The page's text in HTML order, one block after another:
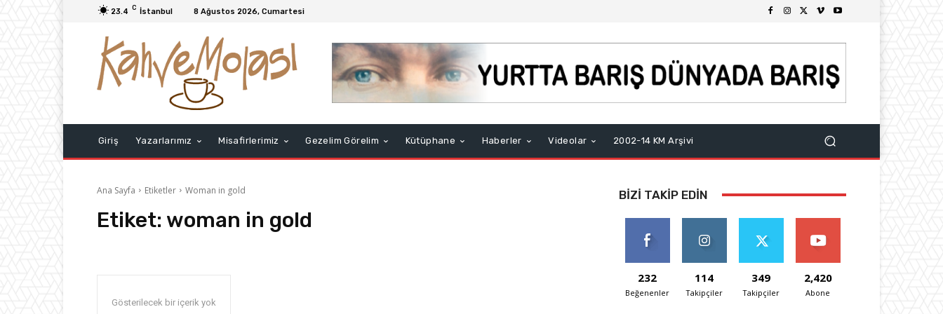
23.4 C İstanbul 8 Ağustos 2026, Cumartesi
Giriş Yazarlarımız Misafirlerimiz Gezelim Görelim Kütüphane Haberler Videolar 2002-14 KM Arşivi
Ana Sayfa Etiketler Woman in gold
Etiket: woman in gold
Gösterilecek bir içerik yok
BIZI TAKIP EDIN
232
Beğenenler
114
Takipçiler
349
Takipçiler
2,420
Abone